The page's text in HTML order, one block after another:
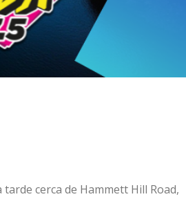
cerca de Hammett Hill Road,